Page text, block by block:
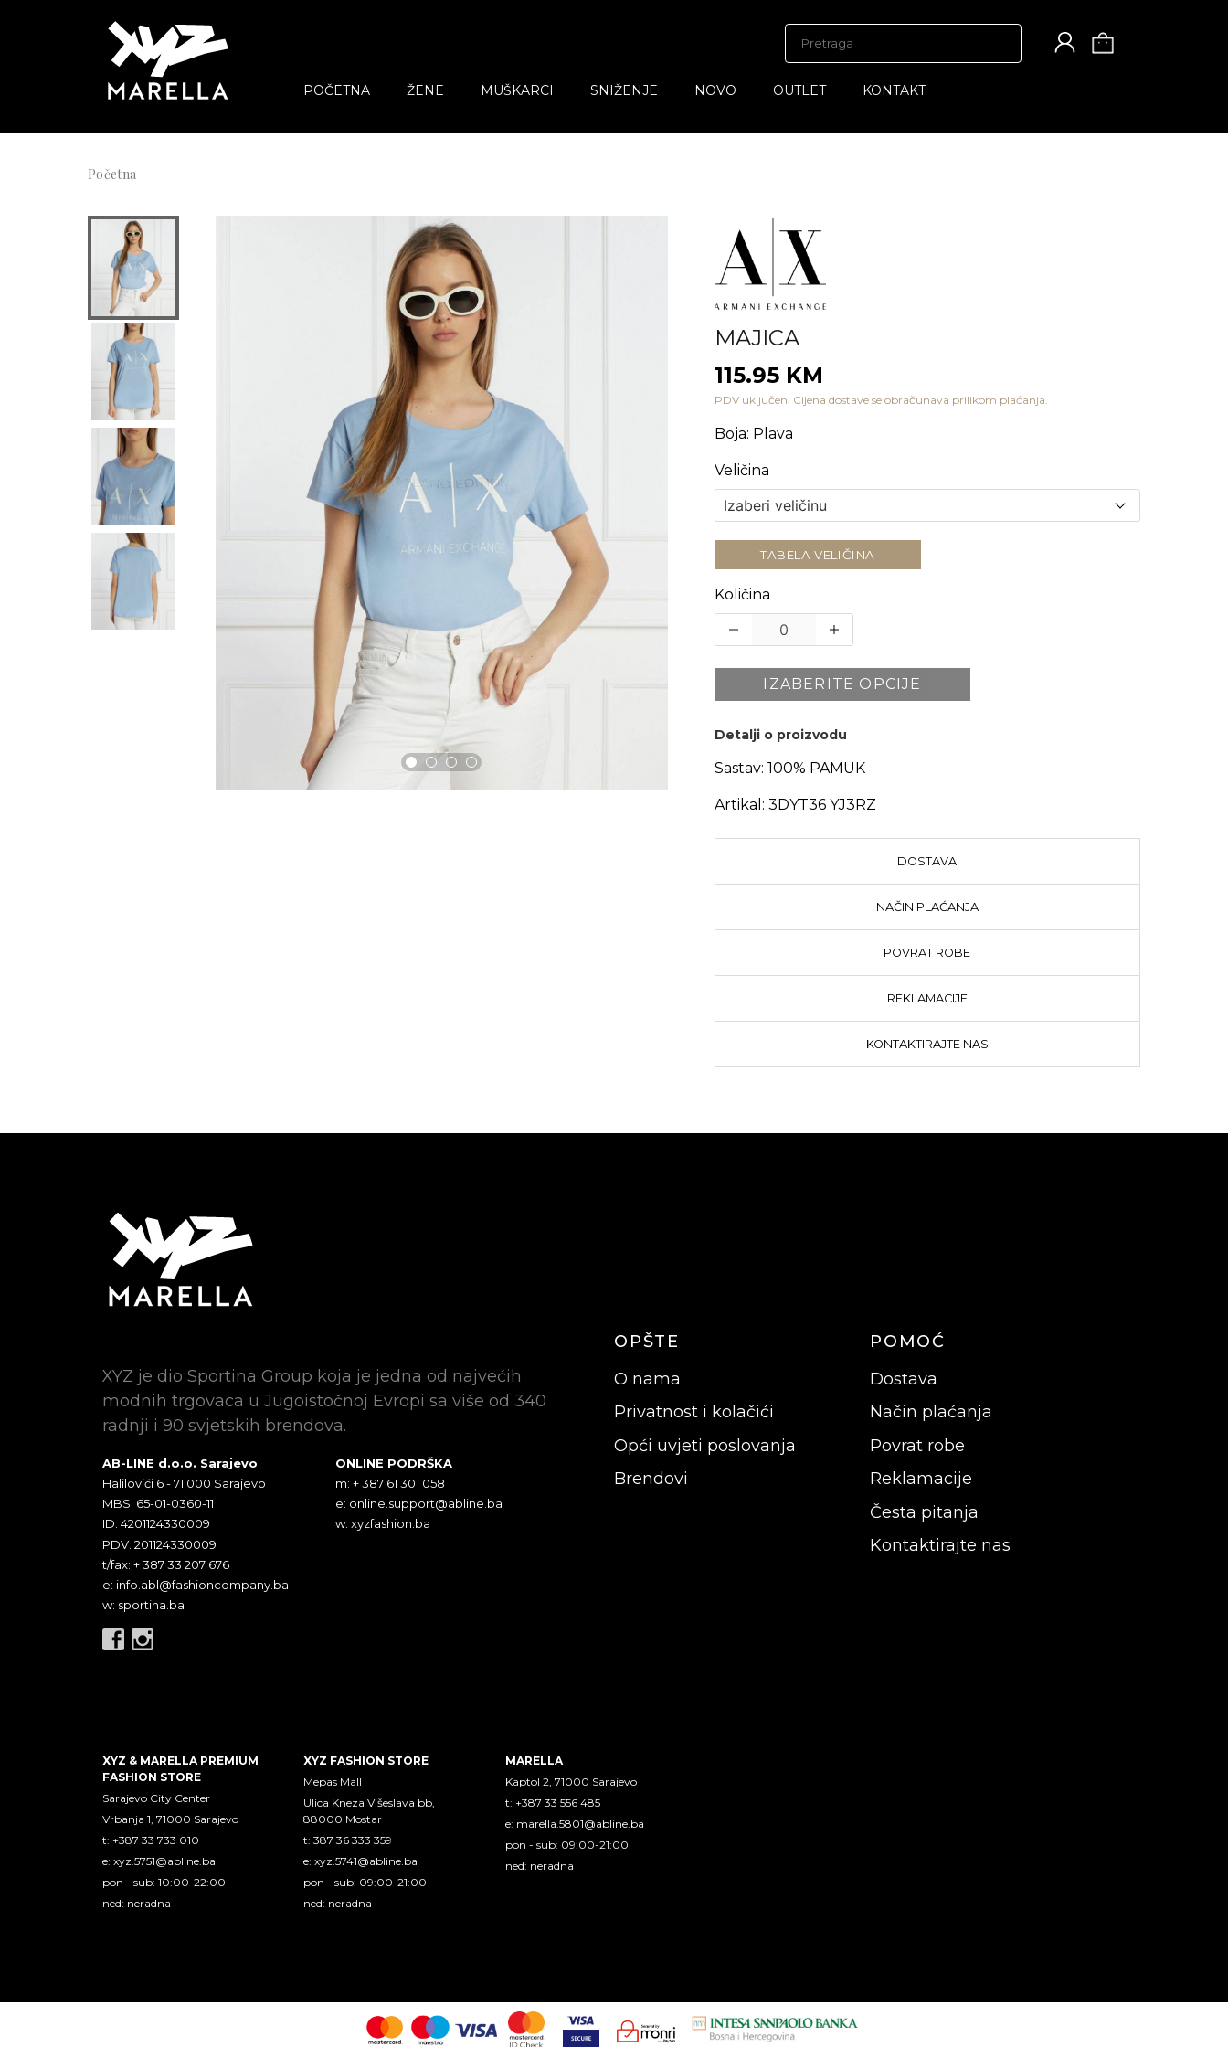
POČETNA ŽENE MUŠKARCI SNIŽENJE NOVO OUTLET KONTAKT
Početna
MAJICA
115.95 KM
PDV uključen. Cijena dostave se obračunava prilikom plaćanja.
Boja: Plava
Veličina
TABELA VELIČINA
Količina
IZABERITE OPCIJE
Detalji o proizvodu
Sastav: 100% PAMUK
Artikal: 3DYT36 YJ3RZ
DOSTAVA
NAČIN PLAĆANJA
POVRAT ROBE
REKLAMACIJE
KONTAKTIRAJTE NAS
XYZ je dio Sportina Group koja je jedna od najvećih
modnih trgovaca u Jugoistočnoj Evropi sa više od 340
radnji i 90 svjetskih brendova.
AB-LINE d.o.o. Sarajevo
Halilovići 6 - 71 000 Sarajevo
MBS: 65-01-0360-11
ID: 4201124330009
PDV: 201124330009
t/fax: + 387 33 207 676
e: info.abl@fashioncompany.ba
w: sportina.ba
ONLINE PODRŠKA
m: + 387 61 301 058
e: online.support@abline.ba
w: xyzfashion.ba
OPŠTE
O nama
Privatnost i kolačići
Opći uvjeti poslovanja
Brendovi
POMOĆ
Dostava
Način plaćanja
Povrat robe
Reklamacije
Česta pitanja
Kontaktirajte nas
XYZ & MARELLA PREMIUM
FASHION STORE
Sarajevo City Center
Vrbanja 1, 71000 Sarajevo
t: +387 33 733 010
e: xyz.5751@abline.ba
pon - sub: 10:00-22:00
ned: neradna
XYZ FASHION STORE
Mepas Mall
Ulica Kneza Višeslava bb,
88000 Mostar
t: 387 36 333 359
e:xyz.5741@abline.ba
pon - sub: 09:00-21:00
ned: neradna
MARELLA
Kaptol 2, 71000 Sarajevo
t: +387 33 556 485
e: marella.5801@abline.ba
pon - sub: 09:00-21:00
ned: neradna